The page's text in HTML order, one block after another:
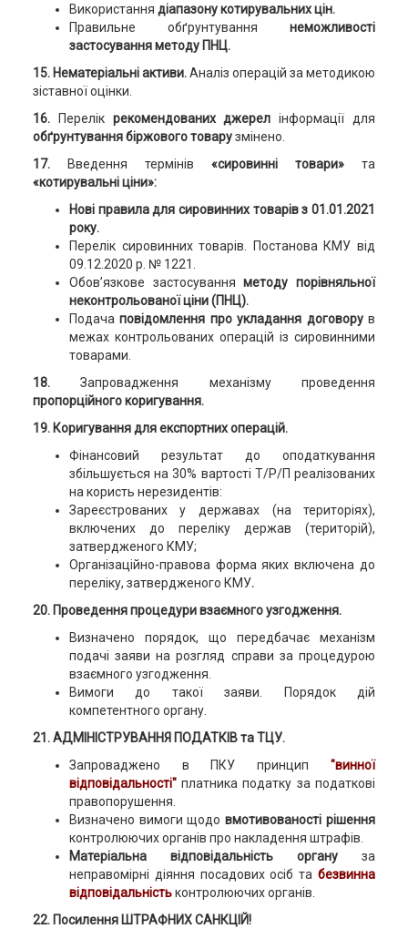
Використання діапазону котирувальних цін.
Правильне обґрунтуваннянеможливості
застосування методу ПНЦ.
15. Нематеріальні активи.Аналіз операцій за методикою
зіставної оцінки.
16.
Перелік рекомендованих джерел інформації для
обґрунтування біржового товарузмінено.
17.
Введення термінів«сировинні товари» та
«котирувальні ціни»:
Нові правила для сировинних товарів з 01.01.2021
року.
Перелік сировинних товарів. Постанова КМУ від
09.12.2020 р. № 1221.
Обов’язкове застосуванняметоду порівняльної
неконтрольованої ціни (ПНЦ).
Подачаповідомлення про укладання договорув
межах контрольованих операцій із сировинними
товарами.
18.Запровадження механізму проведення
пропорційного коригування.
19. Коригування для експортних операцій.
Фінансовий результат до оподаткування
збільшується на 30% вартості Т/Р/П реалізованих
на користь нерезидентів:
Зареєстрованих у державах (на територіях),
включених до переліку держав (територій),
затвердженого КМУ;
Організаційно-правова форма яких включена до
переліку, затвердженого КМУ.
20. Проведення процедури взаємного узгодження.
Визначено порядок, що передбачає механізм
подачі заяви на розгляд справи за процедурою
взаємного узгодження.
Вимоги до такої заяви. Порядок дій
компетентного органу.
21. АДМІНІСТРУВАННЯ ПОДАТКІВ та ТЦУ.
Запроваджено в ПКУ принцип"винної
відповідальності"платника податку за податкові
правопорушення.
Визначено вимоги щодовмотивованості рішення
контролюючих органів про накладення штрафів.
Матеріальна відповідальність органуза
неправомірні діяння посадових осіб табезвинна
відповідальністьконтролюючих органів.
22. Посилення ШТРАФНИХ САНКЦІЙ!